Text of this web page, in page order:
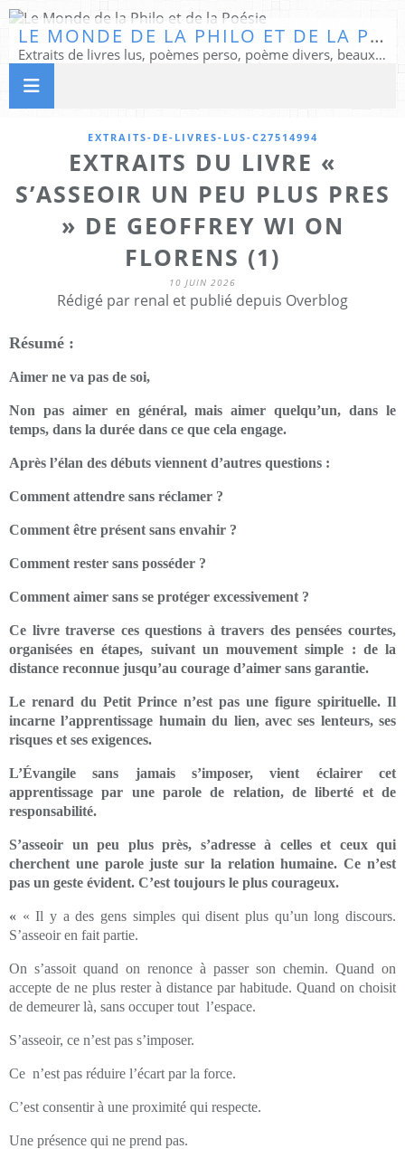
LE MONDE DE LA PHILO ET DE LA POÉSIE
Extraits de livres lus, poèmes perso, poème divers, beaux textes...
EXTRAITS-DE-LIVRES-LUS-C27514994
EXTRAITS DU LIVRE «
S’ASSEOIR UN PEU PLUS PRES
» DE GEOFFREY WI ON
FLORENS (1)
10 JUIN 2026
Rédigé par renal et publié depuis Overblog
Résumé :
Aimer ne va pas de soi,
Non pas aimer en général, mais aimer quelqu’un, dans le
temps, dans la durée dans ce que cela engage.
Après l’élan des débuts viennent d’autres questions :
Comment attendre sans réclamer ?
Comment être présent sans envahir ?
Comment rester sans posséder ?
Comment aimer sans se protéger excessivement ?
Ce livre traverse ces questions à travers des pensées courtes,
organisées en étapes, suivant un mouvement simple : de la
distance reconnue jusqu’au courage d’aimer sans garantie.
Le renard du Petit Prince n’est pas une figure spirituelle. Il
incarne l’apprentissage humain du lien, avec ses lenteurs, ses
risques et ses exigences.
L’Évangile sans jamais s’imposer, vient éclairer cet
apprentissage par une parole de relation, de liberté et de
responsabilité.
S’asseoir un peu plus près, s’adresse à celles et ceux qui
cherchent une parole juste sur la relation humaine. Ce n’est
pas un geste évident. C’est toujours le plus courageux.
« « Il y a des gens simples qui disent plus qu’un long discours.
S’asseoir en fait partie.
On s’assoit quand on renonce à passer son chemin. Quand on
accepte de ne plus rester à distance par habitude. Quand on choisit
de demeurer là, sans occuper tout l’espace.
S’asseoir, ce n’est pas s’imposer.
Ce n’est pas réduire l’écart par la force.
C’est consentir à une proximité qui respecte.
Une présence qui ne prend pas.